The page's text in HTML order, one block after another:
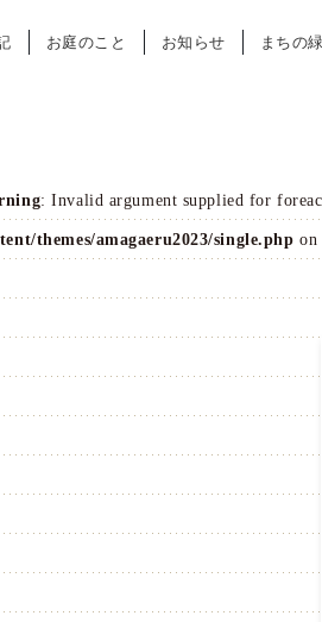
お庭のこと お知らせ まちの緑
: Invalid argument supplied for
themes/amagaeru2023/single.php on